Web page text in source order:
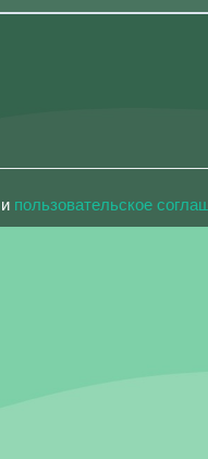
и пользовательское